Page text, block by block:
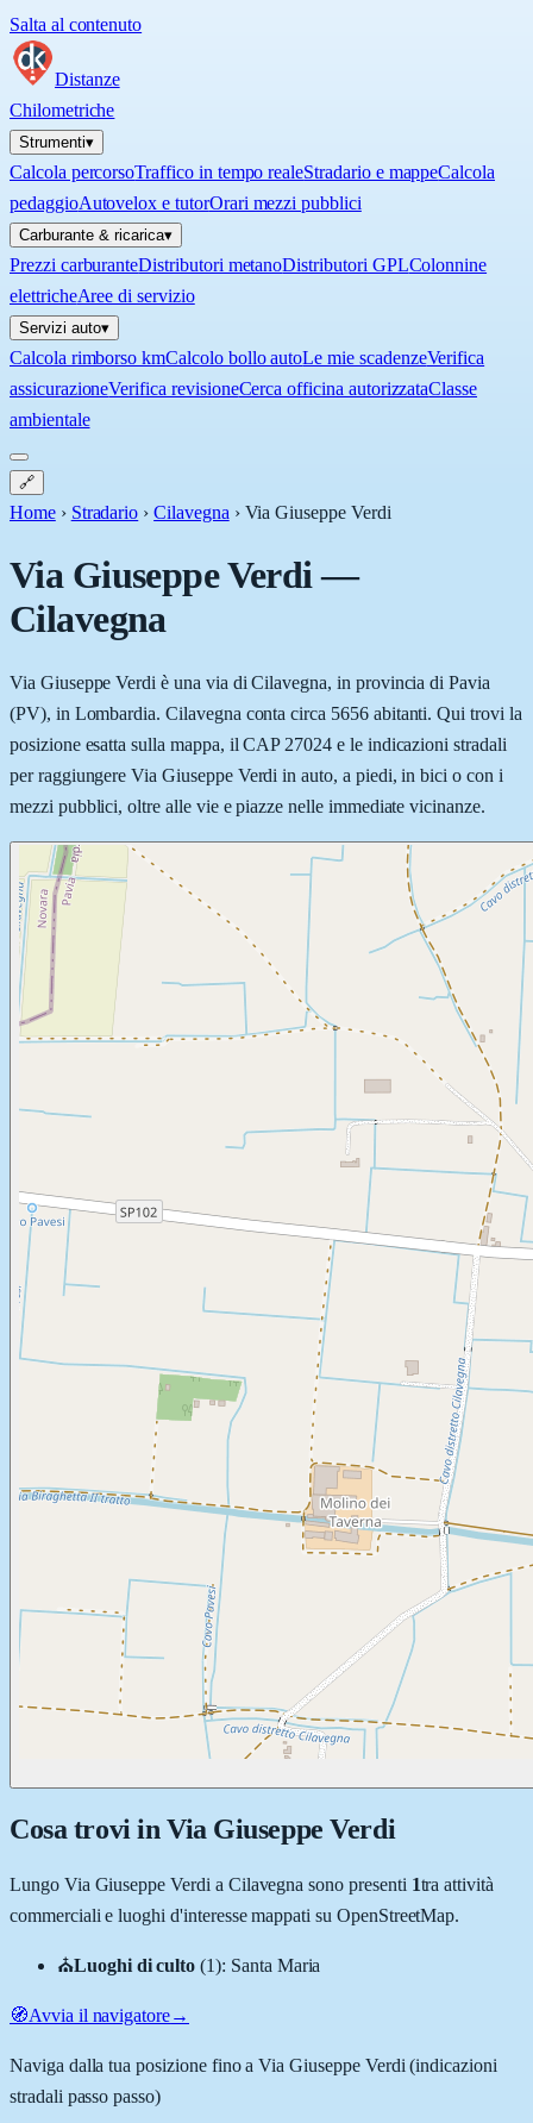
Salta al contenuto
Distanze
Chilometriche
Strumenti▾
Calcola percorsoTraffico in tempo realeStradario e mappeCalcola
pedaggioAutovelox e tutorOrari mezzi pubblici
Carburante & ricarica▾
Prezzi carburanteDistributori metanoDistributori GPLColonnine
elettricheAree di servizio
Servizi auto▾
Calcola rimborso kmCalcolo bollo autoLe mie scadenzeVerifica
assicurazioneVerifica revisioneCerca officina autorizzataClasse
ambientale
🔗
Home › Stradario › Cilavegna › Via Giuseppe Verdi
Via Giuseppe Verdi—
Cilavegna
Via Giuseppe Verdi è una via di Cilavegna, in provincia di Pavia
(PV), in Lombardia. Cilavegna conta circa 5656 abitanti. Qui trovi la
posizione esatta sulla mappa, il CAP 27024 e le indicazioni stradali
per raggiungere Via Giuseppe Verdi in auto, a piedi, in bici o con i
mezzi pubblici, oltre alle vie e piazze nelle immediate vicinanze.
Cosa trovi in Via Giuseppe Verdi
Lungo Via Giuseppe Verdi a Cilavegna sono presenti 1tra attività
commerciali e luoghi d'interesse mappati su OpenStreetMap.
⛪Luoghi di culto (1): Santa Maria
🧭Avvia il navigatore→
Naviga dalla tua posizione fino aVia Giuseppe Verdi (indicazioni
stradali passo passo)